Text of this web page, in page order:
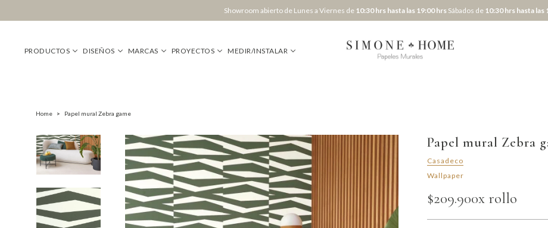
Showroom abierto de Lunes a Viernes de 10:30 hrs hasta las 19:00 hrs Sábados de 10:30 hrs hasta las
PRODUCTOS DISEÑOS MARCAS PROYECTOS MEDIR/INSTALAR
Home > Papel mural Zebra game
Papel mural Zebra
Casadeco
Wallpaper
$209.900x rollo